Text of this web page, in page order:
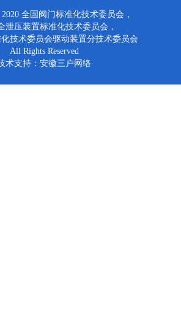
全国阀门标准化技术委员会，
泄压装置标准化技术委员会，
技术委员会驱动装置分技术委员会
All Rights Reserved
术支持： 安徽三户网络